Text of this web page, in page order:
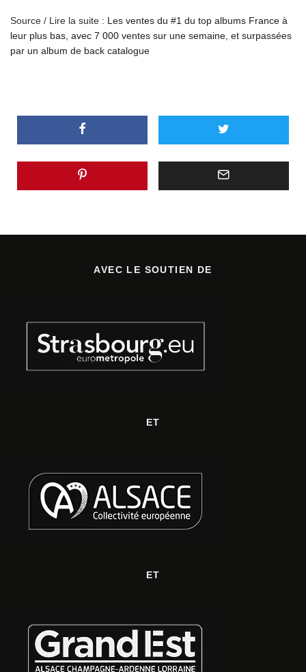
Source / Lire la suite : Les ventes du #1 du top albums France à
leur plus bas, avec 7 000 ventes sur une semaine, et surpassées
par un album de back catalogue
AVEC LE SOUTIEN DE
ET
ET